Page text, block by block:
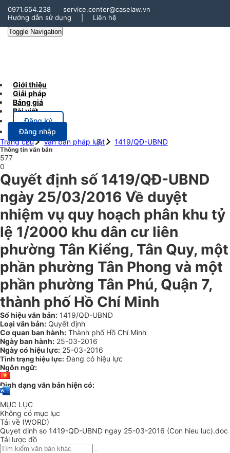
0971.654.238
service.center@caselaw.vn
Hướng dẫn sử dụng
Liên hệ
Toggle Navigation
Giới thiệu
Giải pháp
Bảng giá
Bài viết
Đăng ký
Đăng nhập
Trang chủ
Văn bản pháp luật 1419/QĐ-UBND
Thông tin văn bản
577
0
Quyết định số 1419/QĐ-UBND
ngày 25/03/2016 Về duyệt
nhiệm vụ quy hoạch phân khu tỷ
lệ 1/2000 khu dân cư liên
phường Tân Kiểng, Tân Quy, một
phần phường Tân Phong và một
phần phường Tân Phú, Quận 7,
thành phố Hồ Chí Minh
Số hiệu văn bản: 1419/QĐ-UBND
Loại văn bản: Quyết định
Cơ quan ban hành: Thành phố Hồ Chí Minh
Ngày ban hành: 25-03-2016
Ngày có hiệu lực: 25-03-2016
Tình trạng hiệu lực: Đang có hiệu lực
Ngôn ngữ:
Định dạng văn bản hiện có:
MỤC LỤC
Không có mục lục
Tải về (WORD)
Quyet dinh so 1419-QD-UBND ngay 25-03-2016 (Con hieu luc).doc
Tải lược đồ